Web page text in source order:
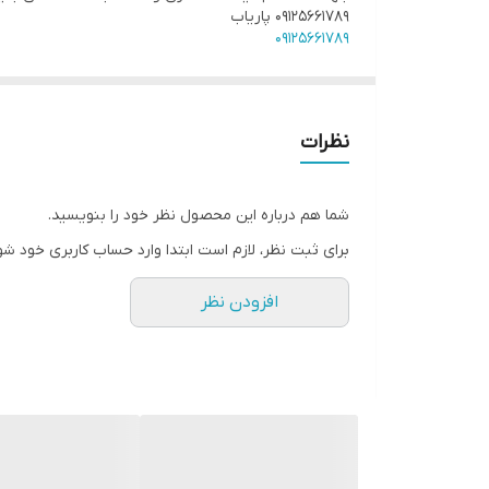
ویژگی های تکمیلی
۰۹۱۲۵۶۶۱۷۸۹ پاریاب
۰۹۱۲۵۶۶۱۷۸۹
نظرات
شما هم درباره این محصول نظر خود را بنویسید.
برای ثبت نظر، لازم است ابتدا وارد حساب کاربری خود
افزودن نظر